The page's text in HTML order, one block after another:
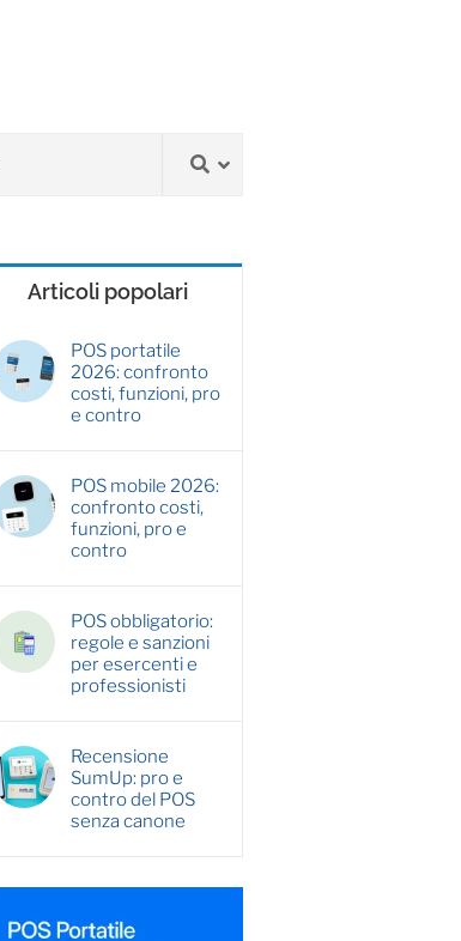
Articoli popolari
POS portatile
2026: confronto
costi, funzioni, pro
e contro
POS mobile 2026:
confronto costi,
funzioni, pro e
contro
POS obbligatorio:
regole e sanzioni
per esercenti e
professionisti
Recensione
SumUp: pro e
contro del POS
senza canone